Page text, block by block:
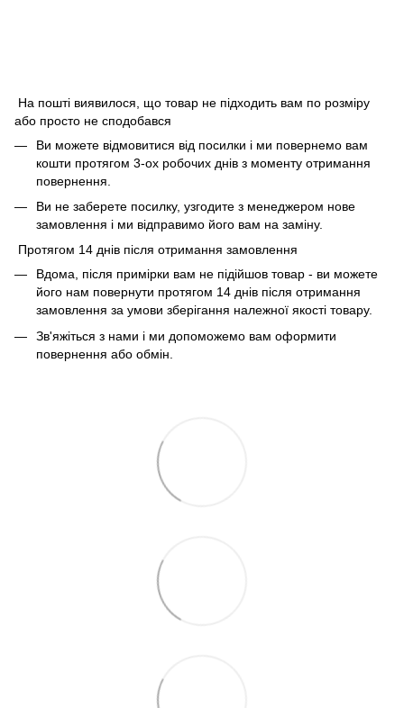
На пошті виявилося, що товар не підходить вам по розміру
або просто не сподобався
Ви можете відмовитися від посилки і ми повернемо вам
кошти протягом 3-ох робочих днів з моменту отримання
повернення.
Ви не заберете посилку, узгодите з менеджером нове
замовлення і ми відправимо його вам на заміну.
Протягом 14 днів після отримання замовлення
Вдома, після примірки вам не підійшов товар - ви можете
його нам повернути протягом 14 днів після отримання
замовлення за умови зберігання належної якості товару.
Зв'яжіться з нами і ми допоможемо вам оформити
повернення або обмін.